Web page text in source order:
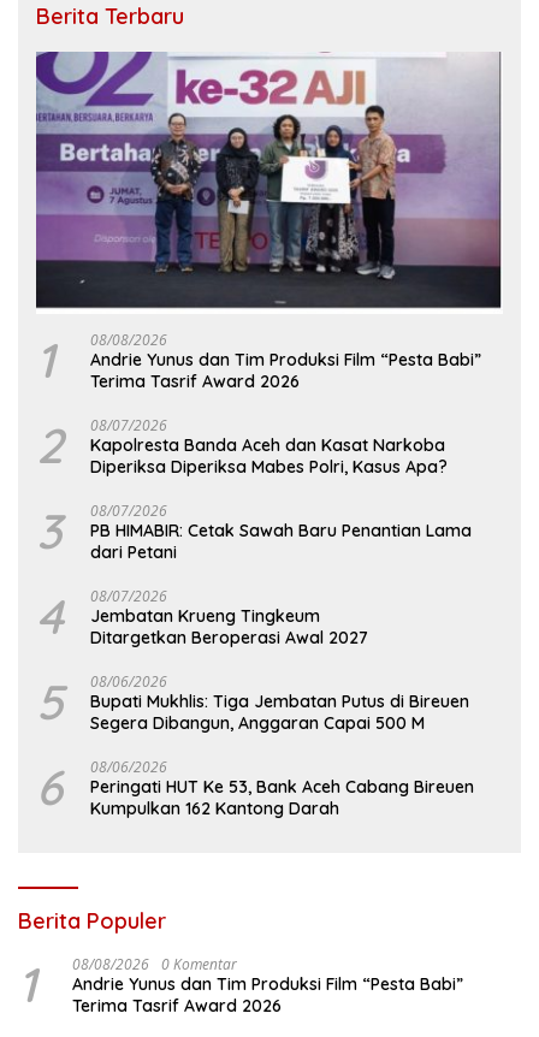
Berita Terbaru
1 08/08/2026
Andrie Yunus dan Tim Produksi Film “Pesta Babi”
Terima Tasrif Award 2026
2 08/07/2026
Kapolresta Banda Aceh dan Kasat Narkoba
Diperiksa Diperiksa Mabes Polri, Kasus Apa?
3 08/07/2026
PB HIMABIR: Cetak Sawah Baru Penantian Lama
dari Petani
4 08/07/2026
Jembatan Krueng Tingkeum
Ditargetkan Beroperasi Awal 2027
5 08/06/2026
Bupati Mukhlis: Tiga Jembatan Putus di Bireuen
Segera Dibangun, Anggaran Capai 500 M
6 08/06/2026
Peringati HUT Ke 53, Bank Aceh Cabang Bireuen
Kumpulkan 162 Kantong Darah
Berita Populer
1 08/08/2026 0 Komentar
Andrie Yunus dan Tim Produksi Film “Pesta Babi”
Terima Tasrif Award 2026